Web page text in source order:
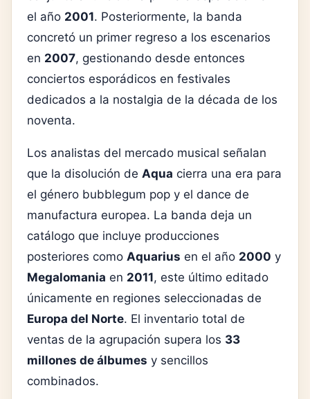
el año 2001. Posteriormente, la banda
concretó un primer regreso a los escenarios
en 2007, gestionando desde entonces
conciertos esporádicos en festivales
dedicados a la nostalgia de la década de los
noventa.
Los analistas del mercado musical señalan
que la disolución de Aqua cierra una era para
el género bubblegum pop y el dance de
manufactura europea. La banda deja un
catálogo que incluye producciones
posteriores como Aquarius en el año 2000 y
Megalomania en 2011, este último editado
únicamente en regiones seleccionadas de
Europa del Norte. El inventario total de
ventas de la agrupación supera los 33
millones de álbumes y sencillos
combinados.